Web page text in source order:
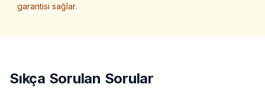
garantisi sağlar.
Sıkça Sorulan Sorular